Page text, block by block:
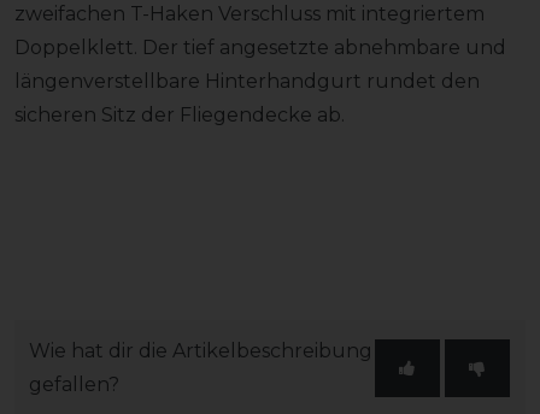
zweifachen T-Haken Verschluss mit integriertem
Doppelklett. Der tief angesetzte abnehmbare und
längenverstellbare Hinterhandgurt rundet den
sicheren Sitz der Fliegendecke ab.
Wie hat dir die Artikelbeschreibung
gefallen?